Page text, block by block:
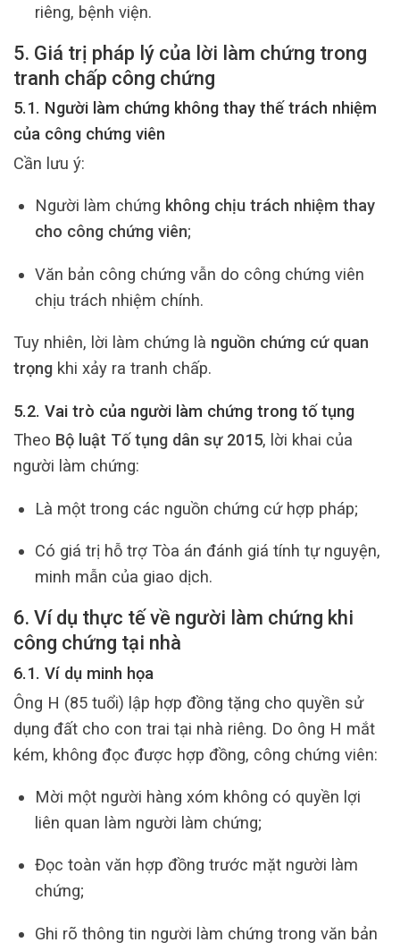
riêng, bệnh viện.
5. Giá trị pháp lý của lời làm chứng trong
tranh chấp công chứng
5.1. Người làm chứng không thay thế trách nhiệm
của công chứng viên
Cần lưu ý:
Người làm chứng không chịu trách nhiệm thay
cho công chứng viên;
Văn bản công chứng vẫn do công chứng viên
chịu trách nhiệm chính.
Tuy nhiên, lời làm chứng là nguồn chứng cứ quan
trọng khi xảy ra tranh chấp.
5.2. Vai trò của người làm chứng trong tố tụng
Theo Bộ luật Tố tụng dân sự 2015, lời khai của
người làm chứng:
Là một trong các nguồn chứng cứ hợp pháp;
Có giá trị hỗ trợ Tòa án đánh giá tính tự nguyện,
minh mẫn của giao dịch.
6. Ví dụ thực tế về người làm chứng khi
công chứng tại nhà
6.1. Ví dụ minh họa
Ông H (85 tuổi) lập hợp đồng tặng cho quyền sử
dụng đất cho con trai tại nhà riêng. Do ông H mắt
kém, không đọc được hợp đồng, công chứng viên:
Mời một người hàng xóm không có quyền lợi
liên quan làm người làm chứng;
Đọc toàn văn hợp đồng trước mặt người làm
chứng;
Ghi rõ thông tin người làm chứng trong văn bản